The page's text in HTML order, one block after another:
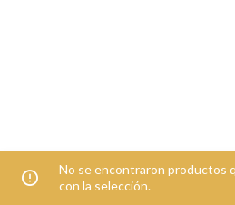
No se encontraron productos
con la selección.